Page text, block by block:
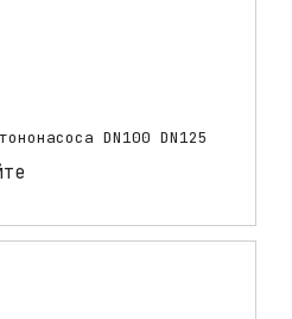
DN100 DN125